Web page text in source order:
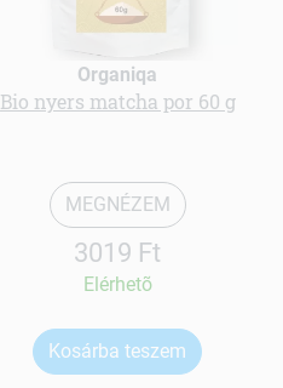
Organiqa
Bio nyers matcha por 60 g
MEGNÉZEM
3019 Ft
Elérhetõ
Kosárba teszem